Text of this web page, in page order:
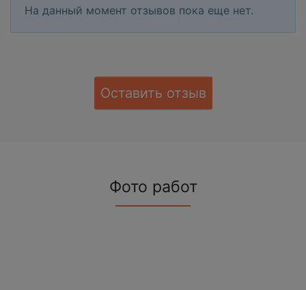
На данный момент отзывов пока еще нет.
Оставить отзыв
Фото работ